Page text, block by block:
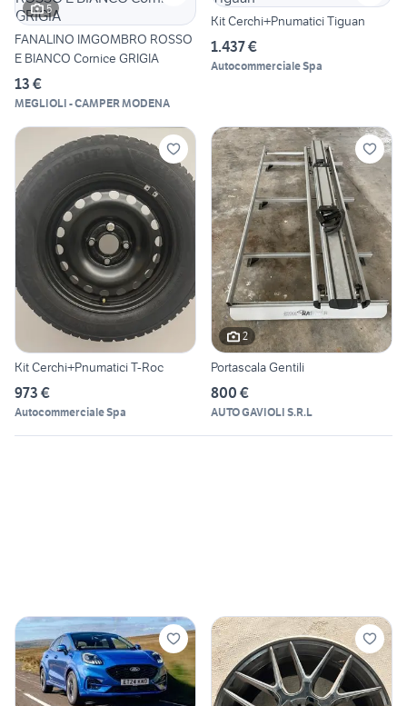
5
FANALINO IMGOMBRO ROSSO
E BIANCO Cornice GRIGIA
13 €
MEGLIOLI - CAMPER MODENA
Kit Cerchi+Pnumatici Tiguan
1.437 €
Autocommerciale Spa
Kit Cerchi+Pnumatici T-Roc
973 €
Autocommerciale Spa
2
Portascala Gentili
800 €
AUTO GAVIOLI S.R.L